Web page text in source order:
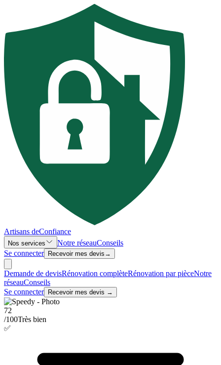
Artisans deConfiance
Nos services Notre réseauConseils
Se connecter
Recevoir mes devis →
Demande de devisRénovation complèteRénovation par pièceNotre
réseauConseils
Se connecter
Recevoir mes devis →
72
/100Très bien
✅